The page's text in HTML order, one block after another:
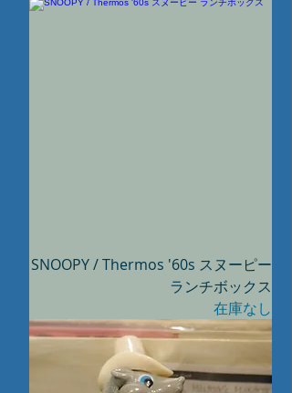
SNOOPY / Thermos '60s スヌーピー
ランチボックス
在庫なし